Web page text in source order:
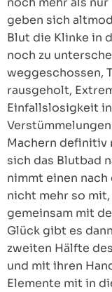
geben sich
Blut die Klinke in
noch zu
weggeschossen,
rausgeholt,
Einfallslosigkeit
Machern definitiv
sich das Blutbad
nimmt einen
nicht mehr so
gemeinsam mit
Glück gibt es
zweiten Hälfte
und mit ihren
Elemente mit in